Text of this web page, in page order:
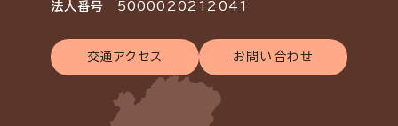
法人番号 5000020212041
交通アクセス お問い合わせ